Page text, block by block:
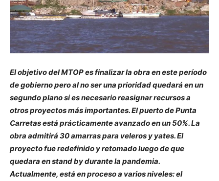
El objetivo del MTOP es finalizar la obra en este período
de gobierno pero al no ser una prioridad quedará en un
segundo plano si es necesario reasignar recursos a
otros proyectos más importantes. El puerto de Punta
Carretas está prácticamente avanzado en un 50%. La
obra admitirá 30 amarras para veleros y yates. El
proyecto fue redefinido y retomado luego de que
quedara en stand by durante la pandemia.
Actualmente, está en proceso a varios niveles: el